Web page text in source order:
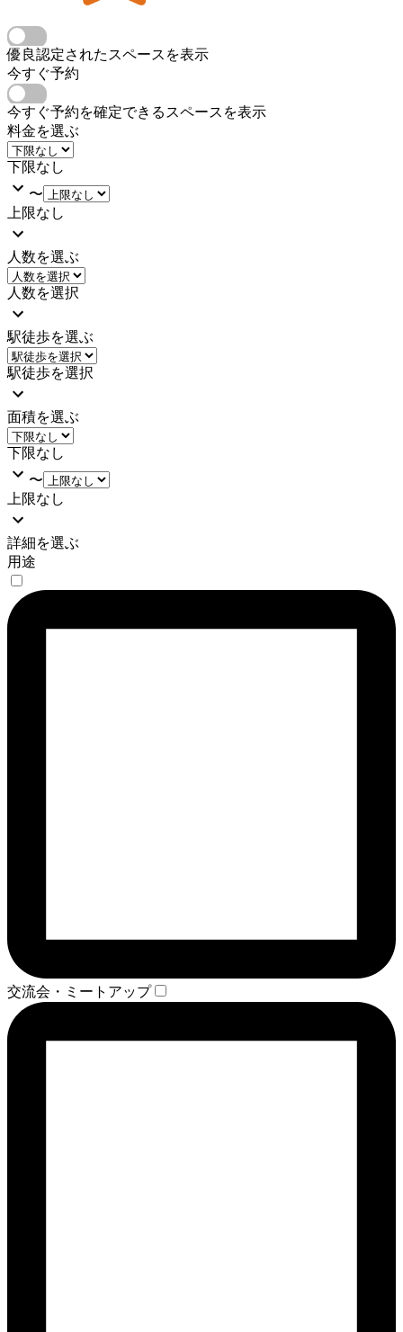
優良認定されたスペースを表示
今すぐ予約
今すぐ予約を確定できるスペースを表示
料金を選ぶ
下限なし
〜
上限なし
人数を選ぶ
人数を選択
駅徒歩を選ぶ
駅徒歩を選択
面積を選ぶ
下限なし
〜
上限なし
詳細を選ぶ
用途
交流会・ミートアップ